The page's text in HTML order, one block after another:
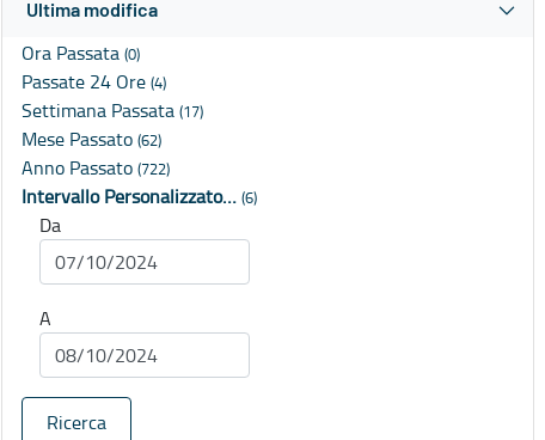
Ultima modifica
Ora Passata (0)
Passate 24 Ore (4)
Settimana Passata (17)
Mese Passato (62)
Anno Passato (722)
Intervallo Personalizzato… (6)
Da
A
Ricerca